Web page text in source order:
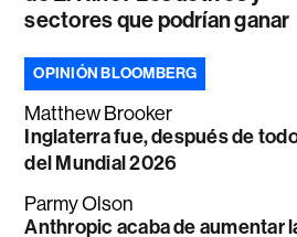
sectores que podrían ganar
OPINIÓN BLOOMBERG
Matthew Brooker
Inglaterra fue, después de
del Mundial 2026
Parmy Olson
Anthropic acaba de aumentar